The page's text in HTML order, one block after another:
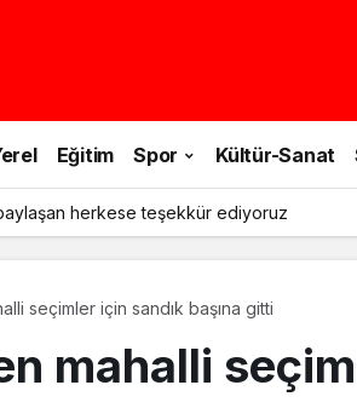
Eğitim Spor Kültür-Sanat
herkese teşekkür ediyoruz
seçimler için sandık başına gitti
mahalli